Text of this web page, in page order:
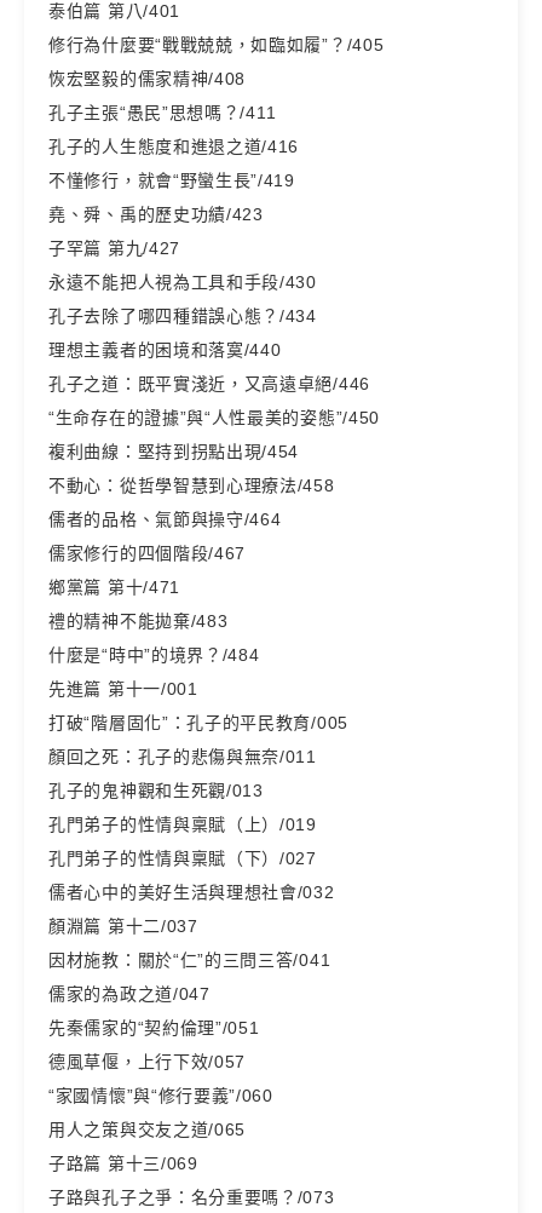
泰伯篇 第八/401
修行為什麼要“戰戰兢兢，如臨如履”？/405
恢宏堅毅的儒家精神/408
孔子主張“愚民”思想嗎？/411
孔子的人生態度和進退之道/416
不懂修行，就會“野蠻生長”/419
堯、舜、禹的歷史功績/423
子罕篇 第九/427
永遠不能把人視為工具和手段/430
孔子去除了哪四種錯誤心態？/434
理想主義者的困境和落寞/440
孔子之道：既平實淺近，又高遠卓絕/446
“生命存在的證據”與“人性最美的姿態”/450
複利曲線：堅持到拐點出現/454
不動心：從哲學智慧到心理療法/458
儒者的品格、氣節與操守/464
儒家修行的四個階段/467
鄉黨篇 第十/471
禮的精神不能拋棄/483
什麼是“時中”的境界？/484
先進篇 第十一/001
打破“階層固化”：孔子的平民教育/005
顏回之死：孔子的悲傷與無奈/011
孔子的鬼神觀和生死觀/013
孔門弟子的性情與稟賦（上）/019
孔門弟子的性情與稟賦（下）/027
儒者心中的美好生活與理想社會/032
顏淵篇 第十二/037
因材施教：關於“仁”的三問三答/041
儒家的為政之道/047
先秦儒家的“契約倫理”/051
德風草偃，上行下效/057
“家國情懷”與“修行要義”/060
用人之策與交友之道/065
子路篇 第十三/069
子路與孔子之爭：名分重要嗎？/073